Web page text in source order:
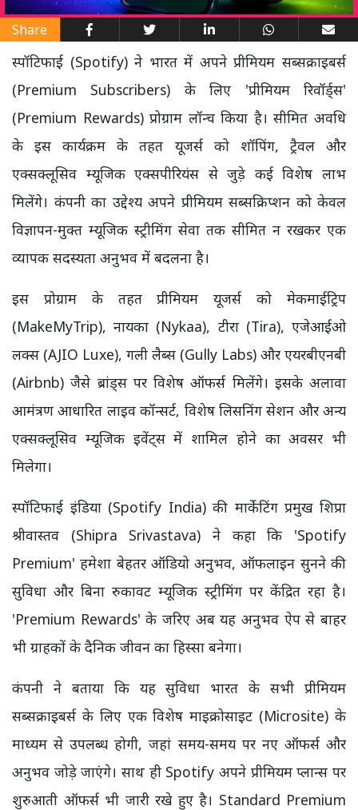
Share
स्पॉटिफाई (Spotify) ने भारत में अपने प्रीमियम सब्सक्राइबर्स
(Premium Subscribers) के लिए 'प्रीमियम रिवॉर्ड्स'
(Premium Rewards) प्रोग्राम लॉन्च किया है। सीमित अवधि
के इस कार्यक्रम के तहत यूजर्स को शॉपिंग, ट्रैवल और
एक्सक्लूसिव म्यूजिक एक्सपीरियंस से जुड़े कई विशेष लाभ
मिलेंगे। कंपनी का उद्देश्य अपने प्रीमियम सब्सक्रिप्शन को केवल
विज्ञापन-मुक्त म्यूजिक स्ट्रीमिंग सेवा तक सीमित न रखकर एक
व्यापक सदस्यता अनुभव में बदलना है।
इस प्रोग्राम के तहत प्रीमियम यूजर्स को मेकमाईट्रिप
(MakeMyTrip), नायका (Nykaa), टीरा (Tira), एजेआईओ
लक्स (AJIO Luxe), गली लैब्स (Gully Labs) और एयरबीएनबी
(Airbnb) जैसे ब्रांड्स पर विशेष ऑफर्स मिलेंगे। इसके अलावा
आमंत्रण आधारित लाइव कॉन्सर्ट, विशेष लिसनिंग सेशन और अन्य
एक्सक्लूसिव म्यूजिक इवेंट्स में शामिल होने का अवसर भी
मिलेगा।
स्पॉटिफाई इंडिया (Spotify India) की मार्केटिंग प्रमुख शिप्रा
श्रीवास्तव (Shipra Srivastava) ने कहा कि 'Spotify
Premium' हमेशा बेहतर ऑडियो अनुभव, ऑफलाइन सुनने की
सुविधा और बिना रुकावट म्यूजिक स्ट्रीमिंग पर केंद्रित रहा है।
'Premium Rewards' के जरिए अब यह अनुभव ऐप से बाहर
भी ग्राहकों के दैनिक जीवन का हिस्सा बनेगा।
कंपनी ने बताया कि यह सुविधा भारत के सभी प्रीमियम
सब्सक्राइबर्स के लिए एक विशेष माइक्रोसाइट (Microsite) के
माध्यम से उपलब्ध होगी, जहां समय-समय पर नए ऑफर्स और
अनुभव जोड़े जाएंगे। साथ ही Spotify अपने प्रीमियम प्लान्स पर
शुरुआती ऑफर्स भी जारी रखे हुए है। Standard Premium